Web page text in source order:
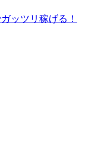
ッツリ稼げる！